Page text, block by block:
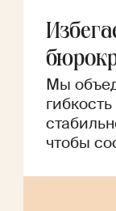
Мы
чтобы